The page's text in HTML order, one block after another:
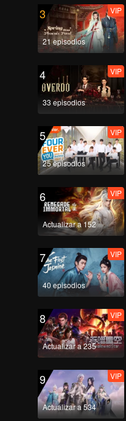
3
21 episodios
VIP
4
33 episodios
VIP
5
25 episodios
VIP
6
Actualizar a 152
VIP
7
40 episodios
VIP
8
Actualizar a 235
VIP
9
Actualizar a 534
VIP